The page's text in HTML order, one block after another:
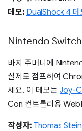
데모: DualShock 4 데
Nintendo
바지 주머니에
실제로 점프하여
세요. 이 데모는 Joy-
Con 컨트롤러용
작성자: Thomas